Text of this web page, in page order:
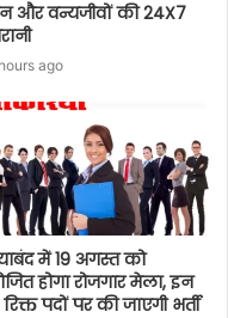
और वन्यजीवों की 24X7
ago
में 19 अगस्त को
होगा रोजगार मेला, इन
पदों पर की जाएगी भर्ती